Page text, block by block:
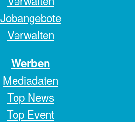
Jobangebote
Verwalten
Werben
Mediadaten
Top News
Top Event